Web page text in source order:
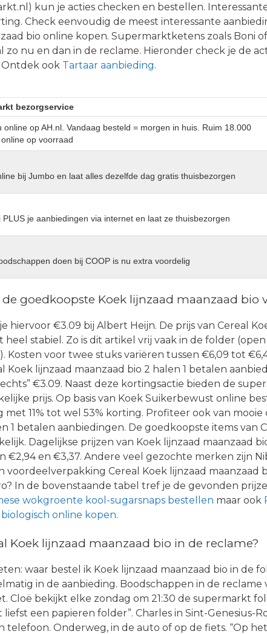
kun je acties checken en bestellen.
Check eenvoudig de meest interessante
bio online kopen. Supermarktketens zoals Boni
zo nu en dan in de reclame. Hieronder check je de
ook Tartaar aanbieding.
bezorgservice
online op AH.nl. Vandaag besteld = morgen in huis. Ruim 18.000
op voorraad
bij Jumbo en laat alles dezelfde dag gratis thuisbezorgen
PLUS je aanbiedingen via internet en laat ze thuisbezorgen
doen bij COOP is nu extra voordelig
goedkoopste Koek lijnzaad maanzaad bio
hiervoor €3.09 bij Albert Heijn. De prijs van Cereal
heel stabiel. Zo is dit artikel vrij vaak in de folder
Kosten voor twee stuks variëren tussen €6,09 tot
Koek lijnzaad maanzaad bio 2 halen 1 betalen
€3.09. Naast deze kortingsactie bieden de
prijs. Op basis van Koek Suikerbewust online
11% tot wel 53% korting. Profiteer ook van mooie
1 betalen aanbiedingen. De goedkoopste items van
Dagelijkse prijzen van Koek lijnzaad maanzaad
€2,94 en €3,37. Andere veel gezochte merken zijn
voordeelverpakking Cereal Koek lijnzaad maanzaad
In de bovenstaande tabel tref je de gevonden
wokgroente kool-sugarsnaps bestellen maar ook
online kopen.
Koek lijnzaad maanzaad bio in de reclame?
waar bestel ik Koek lijnzaad maanzaad bio in de
in de aanbieding. Boodschappen in de reclame
Cloë bekijkt elke zondag om 21:30 de supermarkt
liefst een papieren folder”. Charles in Sint-Genesius-
telefoon. Onderweg, in de auto of op de fiets. “Op